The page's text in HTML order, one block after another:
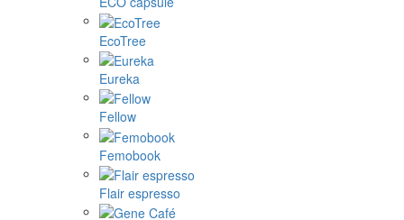
EcoTree
Eureka
Fellow
Femobook
Flair espresso